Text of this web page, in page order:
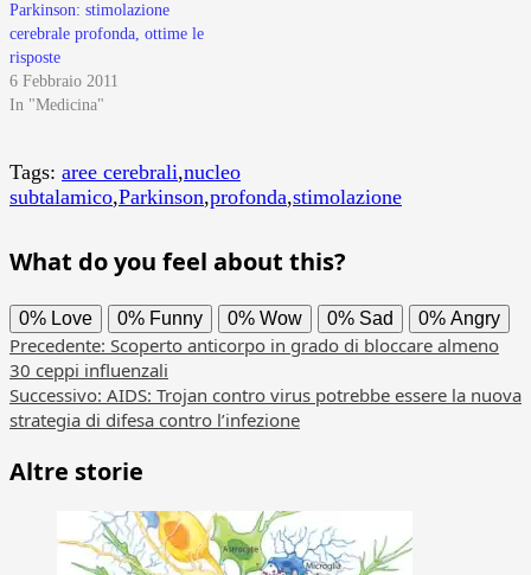
Parkinson: stimolazione
cerebrale profonda, ottime le
risposte
6 Febbraio 2011
In "Medicina"
Tags: aree cerebrali,nucleo
subtalamico,Parkinson,profonda,stimolazione
What do you feel about this?
0% Love 0% Funny 0% Wow 0% Sad 0% Angry
Navigazione
articolo
Precedente: Scoperto anticorpo in grado di bloccare almeno
30 ceppi influenzali
Successivo: AIDS: Trojan contro virus potrebbe essere la nuova
strategia di difesa contro l’infezione
Altre storie